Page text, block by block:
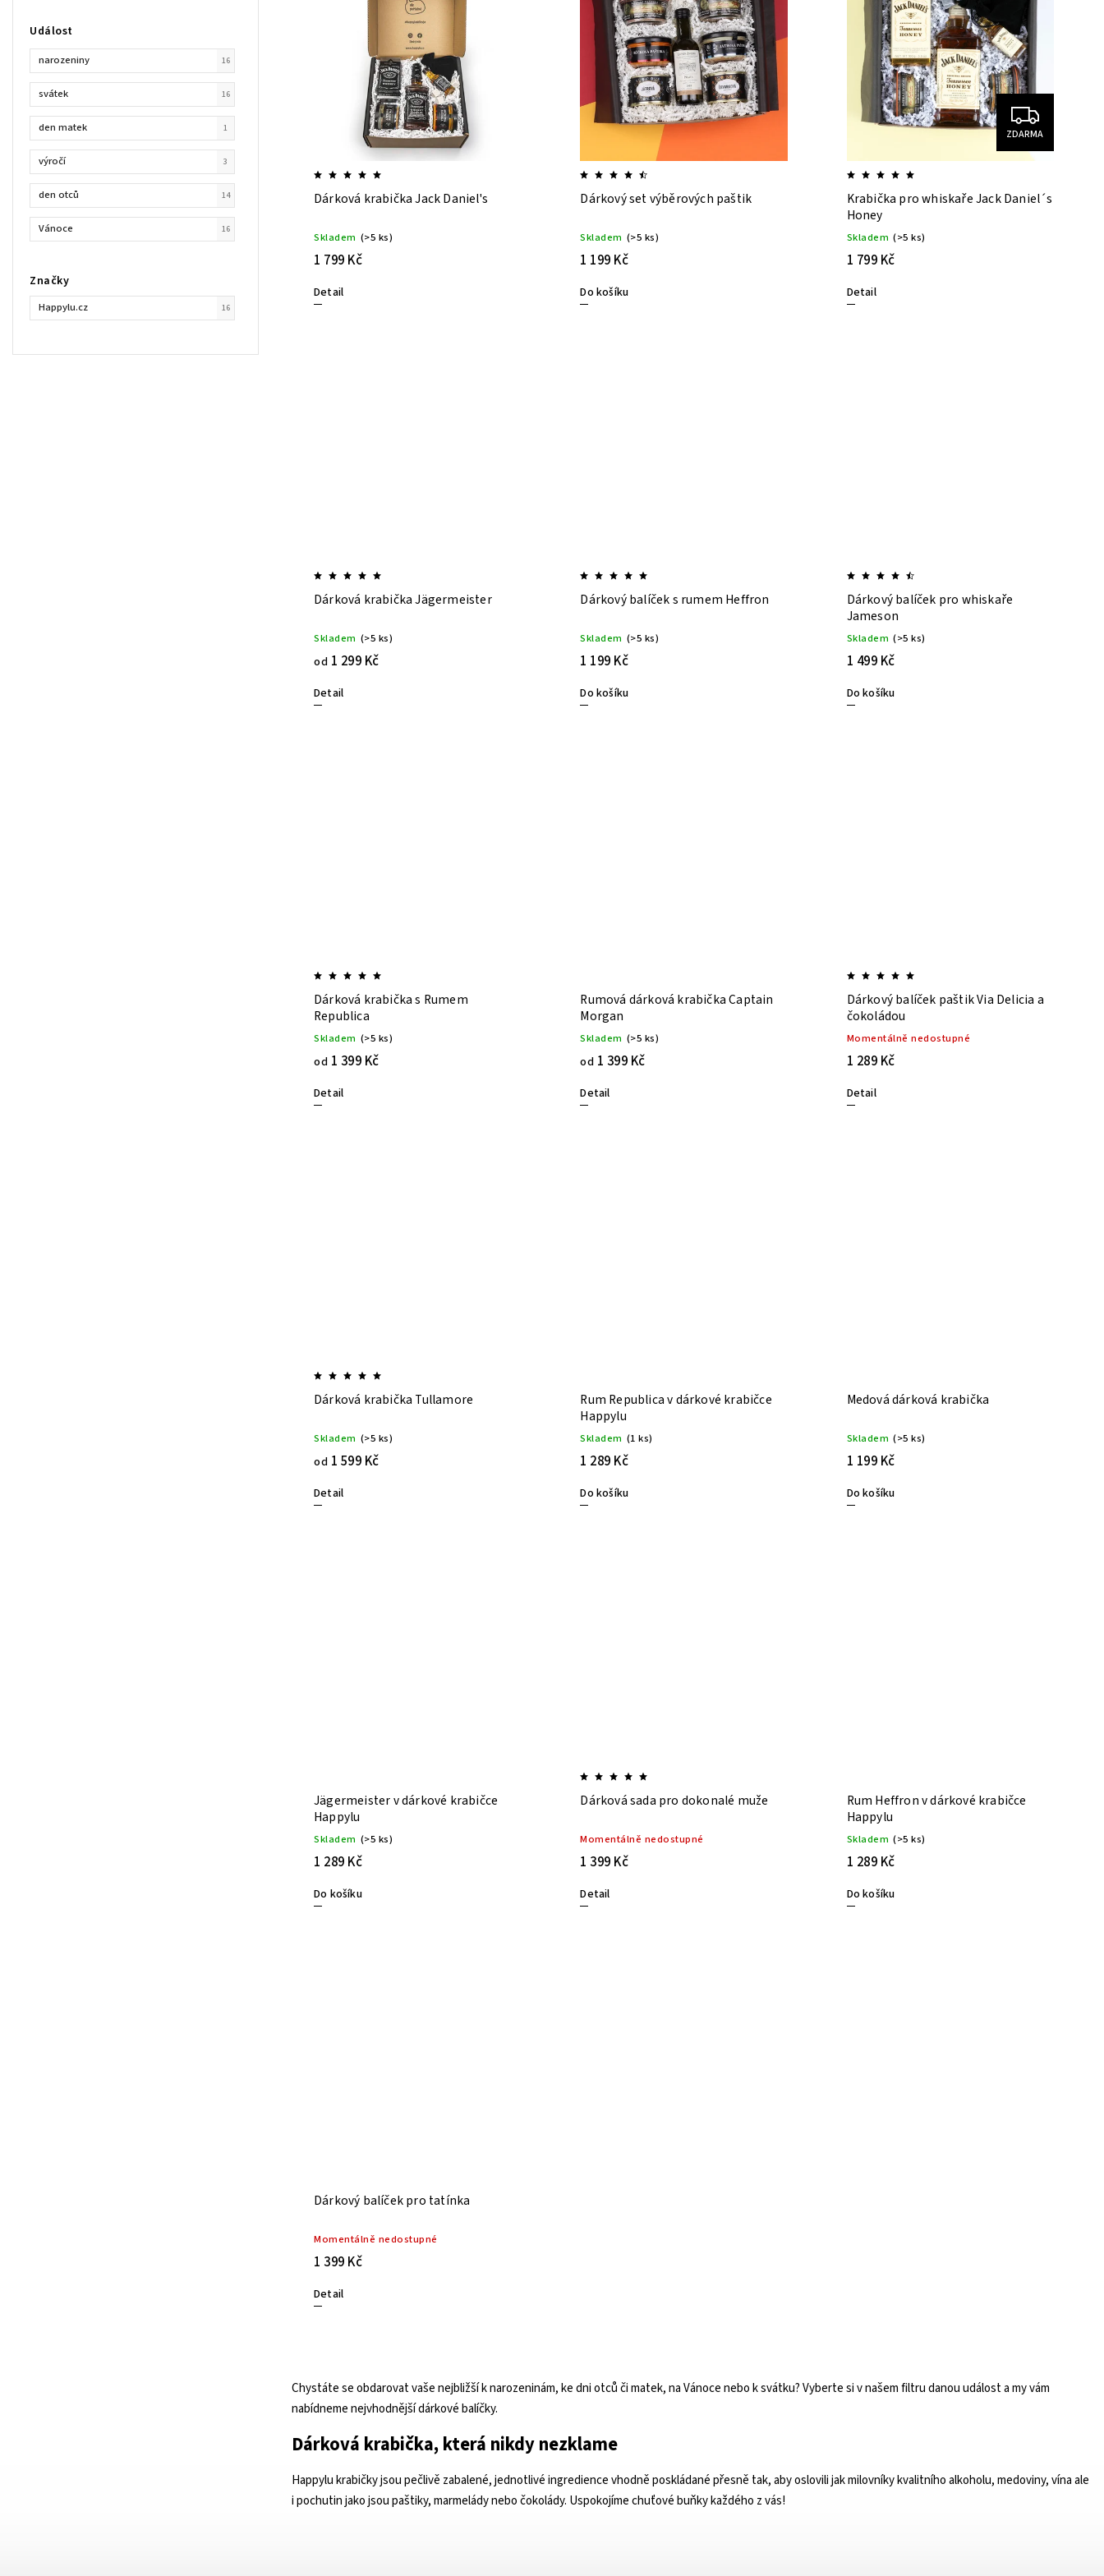
Značky
Happylu.cz 16
Událost
narozeniny 16
svátek 16
den matek 1
výročí 3
den otců 14
Vánoce 16
Dárková krabička Jack Daniel's
Skladem (>5 ks)
1 799 Kč
Detail
Dárkový set výběrových paštik
Skladem (>5 ks)
1 199 Kč
Do košíku
ZDARMA
Krabička pro whiskaře Jack Daniel´s
Honey
Skladem (>5 ks)
1 799 Kč
Detail
Dárková krabička Jägermeister
Skladem (>5 ks)
od 1 299 Kč
Detail
Dárkový balíček s rumem Heffron
Skladem (>5 ks)
1 199 Kč
Do košíku
Dárkový balíček pro whiskaře
Jameson
Skladem (>5 ks)
1 499 Kč
Do košíku
Dárková krabička s Rumem
Republica
Skladem (>5 ks)
od 1 399 Kč
Detail
Rumová dárková krabička Captain
Morgan
Skladem (>5 ks)
od 1 399 Kč
Detail
Dárkový balíček paštik Via Delicia a
čokoládou
Momentálně nedostupné
1 289 Kč
Detail
Dárková krabička Tullamore
Skladem (>5 ks)
od 1 599 Kč
Detail
Rum Republica v dárkové krabičce
Happylu
Skladem (1 ks)
1 289 Kč
Do košíku
Medová dárková krabička
Skladem (>5 ks)
1 199 Kč
Do košíku
Jägermeister v dárkové krabičce
Happylu
Skladem (>5 ks)
1 289 Kč
Do košíku
Dárková sada pro dokonalé muže
Momentálně nedostupné
1 399 Kč
Detail
Rum Heffron v dárkové krabičce
Happylu
Skladem (>5 ks)
1 289 Kč
Do košíku
Dárkový balíček pro tatínka
Momentálně nedostupné
1 399 Kč
Detail
Chystáte se obdarovat vaše nejbližší k narozeninám, ke dni otců či matek,na Vánocenebok svátku? Vyberte si v našem filtru danou událost a my vám
nabídneme nejvhodnější dárkové balíčky.
Dárková krabička, která nikdy nezklame
Happylu krabičky jsou pečlivě zabalené, jednotlivé ingredience vhodně poskládané přesně tak, aby oslovili jak milovníky kvalitního alkoholu, medoviny, vína ale
i pochutin jako jsou paštiky, marmelády nebo čokolády. Uspokojíme chuťové buňky každého z vás!